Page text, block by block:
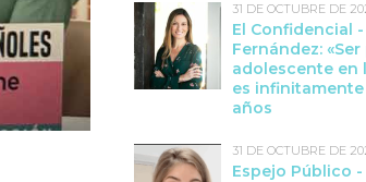
31 DE OCTUBRE DE
El Confidencial -
Fernández:
adolescente en
es
años
31 DE OCTUBRE DE
Espejo Público